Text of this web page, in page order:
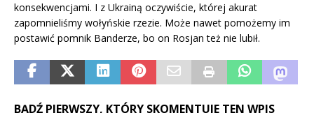
konsekwencjami. I z Ukrainą oczywiście, której akurat
zapomnieliśmy wołyńskie rzezie. Może nawet pomożemy im
postawić pomnik Banderze, bo on Rosjan też nie lubił.
BĄDŹ PIERWSZY, KTÓRY SKOMENTUJE TEN WPIS